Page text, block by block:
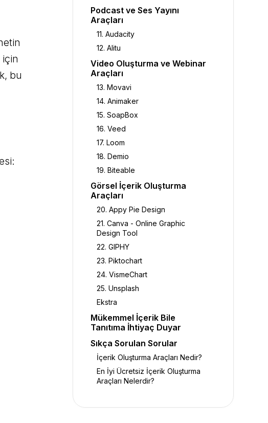
için
bu
Podcast ve Ses Yayını
Araçları
11. Audacity
12. Alitu
Video Oluşturma ve Webinar
Araçları
13. Movavi
14. Animaker
15. SoapBox
16. Veed
17. Loom
18. Demio
19. Biteable
Görsel İçerik Oluşturma
Araçları
20. Appy Pie Design
21. Canva - Online Graphic
Design Tool
22. GIPHY
23. Piktochart
24. VismeChart
25. Unsplash
Ekstra
Mükemmel İçerik Bile
Tanıtıma İhtiyaç Duyar
Sıkça Sorulan Sorular
İçerik Oluşturma Araçları Nedir?
En İyi Ücretsiz İçerik Oluşturma
Araçları Nelerdir?